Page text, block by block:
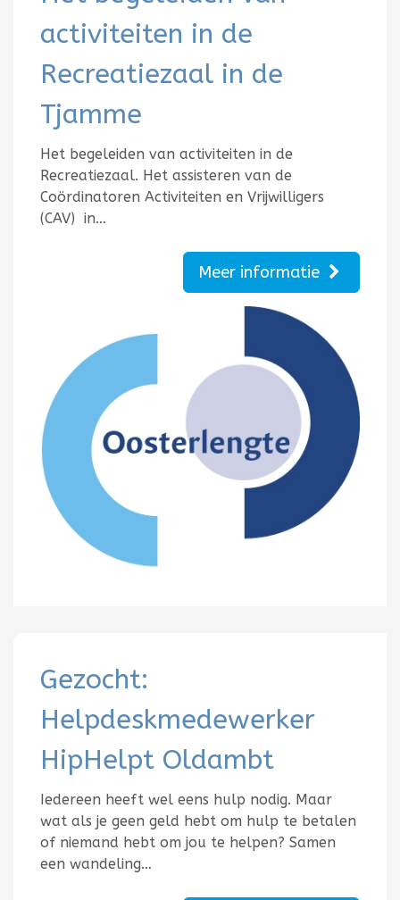
activiteiten in de
Recreatiezaal in de
Tjamme
Het begeleiden van activiteiten in de
Recreatiezaal. Het assisteren van de
Coördinatoren Activiteiten en Vrijwilligers
(CAV) in…
Meer informatie
Gezocht:
Helpdeskmedewerker
HipHelpt Oldambt
Iedereen heeft wel eens hulp nodig. Maar
wat als je geen geld hebt om hulp te betalen
of niemand hebt om jou te helpen? Samen
een wandeling…